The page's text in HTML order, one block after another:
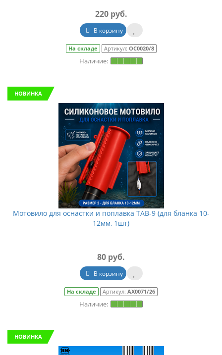
220 руб.
В корзину
На складе Артикул: ОС0020/8
НОВИНКА
Мотовило для оснастки и поплавка TAB-9 (для бланка 10-
12мм, 1шт)
80 руб.
В корзину
На складе Артикул: АХ0071/26
НОВИНКА